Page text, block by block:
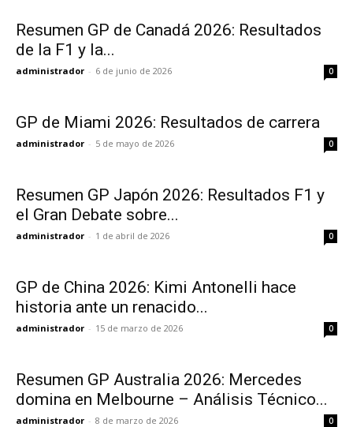
Resumen GP de Canadá 2026: Resultados
de la F1 y la...
administrador - 6 de junio de 2026 0
GP de Miami 2026: Resultados de carrera
administrador - 5 de mayo de 2026 0
Resumen GP Japón 2026: Resultados F1 y
el Gran Debate sobre...
administrador - 1 de abril de 2026 0
GP de China 2026: Kimi Antonelli hace
historia ante un renacido...
administrador - 15 de marzo de 2026 0
Resumen GP Australia 2026: Mercedes
domina en Melbourne – Análisis Técnico...
administrador - 8 de marzo de 2026 0